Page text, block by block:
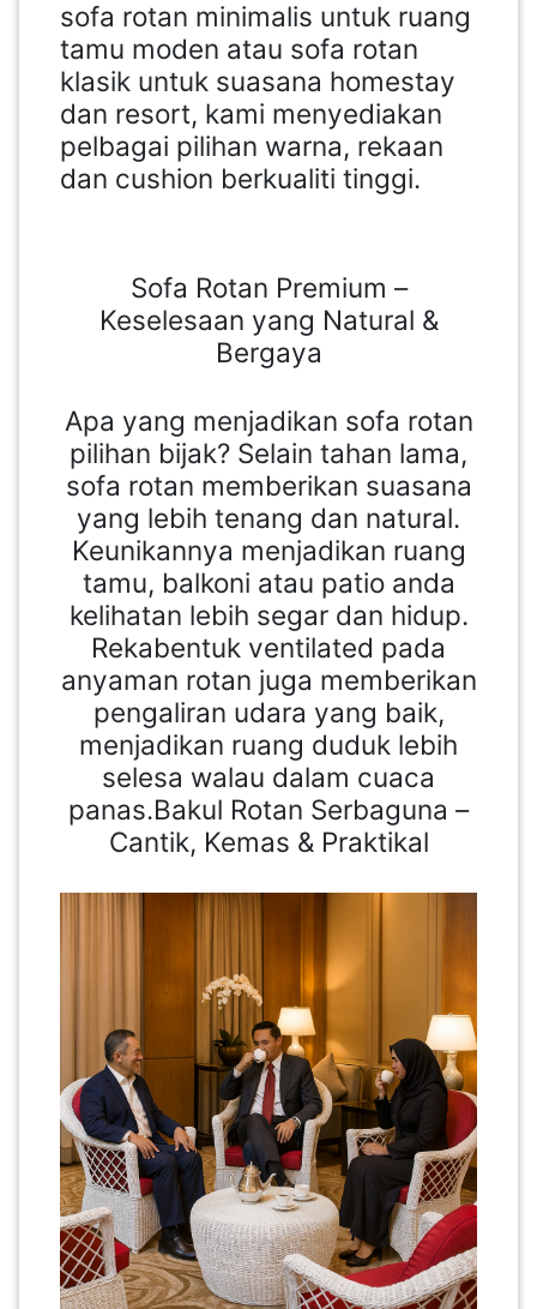
sofa rotan minimalis untuk ruang
tamu moden atau sofa rotan
klasik untuk suasana homestay
dan resort, kami menyediakan
pelbagai pilihan warna, rekaan
dan cushion berkualiti tinggi.
Sofa Rotan Premium –
Keselesaan yang Natural &
Bergaya
Apa yang menjadikan sofa rotan
pilihan bijak? Selain tahan lama,
sofa rotan memberikan suasana
yang lebih tenang dan natural.
Keunikannya menjadikan ruang
tamu, balkoni atau patio anda
kelihatan lebih segar dan hidup.
Rekabentuk ventilated pada
anyaman rotan juga memberikan
pengaliran udara yang baik,
menjadikan ruang duduk lebih
selesa walau dalam cuaca
panas.Bakul Rotan Serbaguna –
Cantik, Kemas & Praktikal